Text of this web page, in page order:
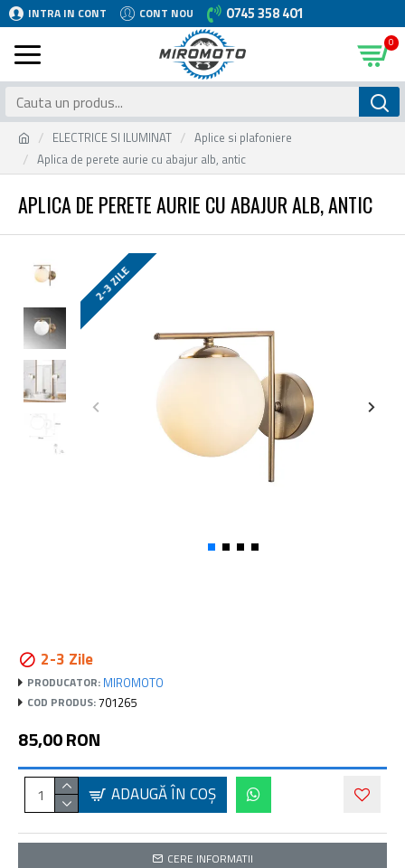
INTRA IN CONT CONT NOU 0745 358 401
0
ELECTRICE SI ILUMINAT
Aplice si plafoniere
Aplica de perete aurie cu abajur alb, antic
APLICA DE PERETE AURIE CU ABAJUR ALB, ANTIC
2-3 ZILE
2-3 Zile
PRODUCATOR: MIROMOTO
COD PRODUS:701265
85,00 RON
ADAUGĂ ÎN COŞ
CERE INFORMATII